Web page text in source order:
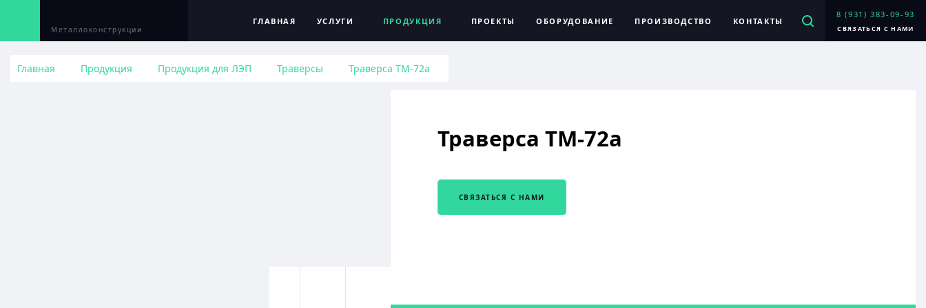
Металлоконструкции
ГЛАВНАЯ УСЛУГИ ПРОДУКЦИЯ ПРОЕКТЫ ОБОРУДОВАНИЕ ПРОИЗВОДСТВО КОНТАКТЫ
8 (931) 383-09-93
СВЯЗАТЬСЯ С НАМИ
Главная Продукция Продукция для ЛЭП Траверсы Траверса ТМ-72а
Траверса ТМ-72а
СВЯЗАТЬСЯ С НАМИ